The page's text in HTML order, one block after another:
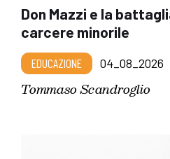
Don Mazzi e la
carcere minorile
EDUCAZIONE 04_08_2026
Tommaso Scandroglio